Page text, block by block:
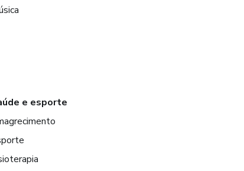
e esporte